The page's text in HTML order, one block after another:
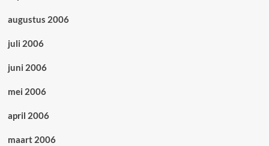
augustus 2006
juli 2006
juni 2006
mei 2006
april 2006
maart 2006